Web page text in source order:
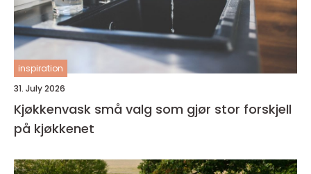
inspiration
31. July 2026
Kjøkkenvask små valg som gjør stor forskjell
på kjøkkenet